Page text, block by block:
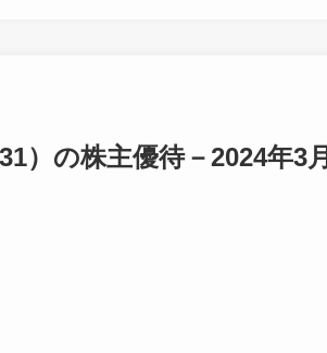
）の株主優待－2024年3月